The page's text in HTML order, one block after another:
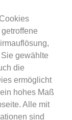
gewählte
die
ermöglicht
hohes Maß
Alle mit
sind